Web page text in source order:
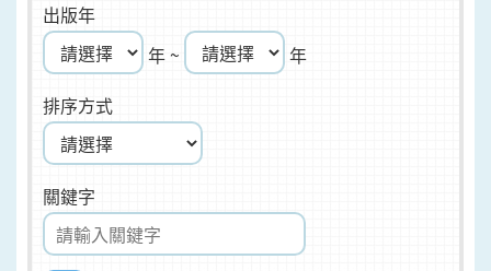
出版年
年 ~
年
排序方式
關鍵字